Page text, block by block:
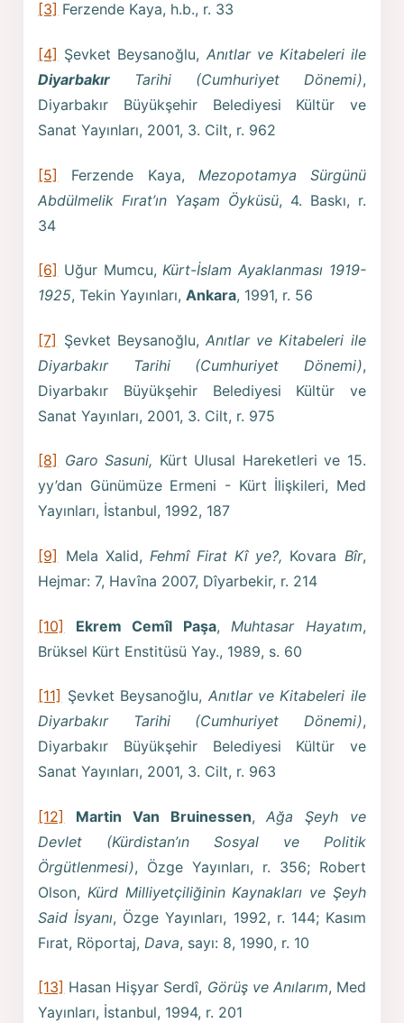
[3] Ferzende Kaya, h.b., r. 33
[4] Şevket Beysanoğlu, Anıtlar ve Kitabeleri ile
Diyarbakır Tarihi (Cumhuriyet Dönemi),
Diyarbakır Büyükşehir Belediyesi Kültür ve
Sanat Yayınları, 2001, 3. Cilt, r. 962
[5] Ferzende Kaya, Mezopotamya Sürgünü
Abdülmelik Fırat’ın Yaşam Öyküsü, 4. Baskı, r.
34
[6] Uğur Mumcu,Kürt-İslam Ayaklanması 1919-
1925, Tekin Yayınları,Ankara, 1991, r. 56
[7] Şevket Beysanoğlu, Anıtlar ve Kitabeleri ile
Diyarbakır Tarihi (Cumhuriyet Dönemi),
Diyarbakır Büyükşehir Belediyesi Kültür ve
Sanat Yayınları, 2001, 3. Cilt, r. 975
[8] Garo Sasuni, Kürt Ulusal Hareketleri ve 15.
yy’dan Günümüze Ermeni - Kürt İlişkileri, Med
Yayınları, İstanbul, 1992, 187
[9] Mela Xalid, Fehmî Firat Kî ye?, Kovara Bîr,
Hejmar: 7, Havîna 2007, Dîyarbekir, r. 214
[10] Ekrem Cemîl Paşa, Muhtasar Hayatım,
Brüksel Kürt Enstitüsü Yay., 1989, s. 60
[11] Şevket Beysanoğlu, Anıtlar ve Kitabeleri ile
Diyarbakır Tarihi (Cumhuriyet Dönemi),
Diyarbakır Büyükşehir Belediyesi Kültür ve
Sanat Yayınları, 2001, 3. Cilt, r. 963
[12] Martin Van Bruinessen,Ağa Şeyh ve
Devlet (Kürdistan’ın Sosyal ve Politik
Örgütlenmesi), Özge Yayınları, r. 356; Robert
Olson, Kürd Milliyetçiliğinin Kaynakları ve Şeyh
Said İsyanı, Özge Yayınları, 1992, r. 144; Kasım
Fırat, Röportaj, Dava, sayı: 8, 1990, r. 10
[13] Hasan Hişyar Serdî, Görüş ve Anılarım, Med
Yayınları, İstanbul, 1994, r. 201